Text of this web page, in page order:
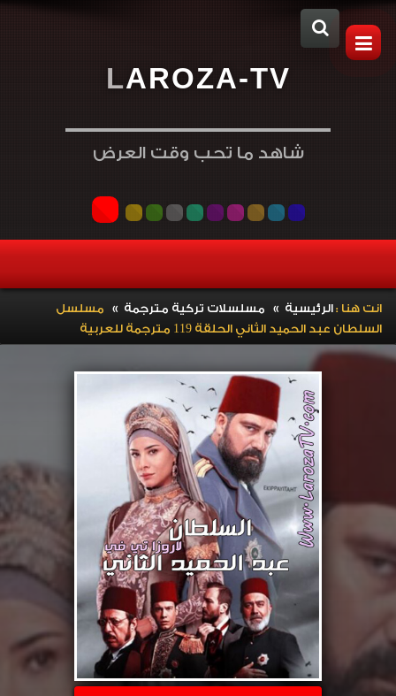
LAROZA-TV
شاهد ما تحب وقت العرض
انت هنا :الرئيسية » مسلسلات تركية مترجمة » مسلسل
السلطان عبد الحميد الثاني الحلقة 119 مترجمة للعربية